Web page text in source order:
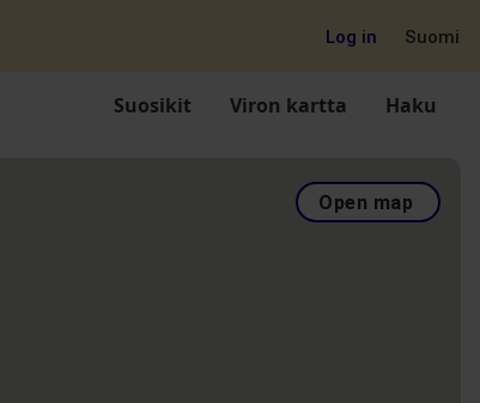
Log in Suomi
Suosikit Viron kartta Haku
Open map